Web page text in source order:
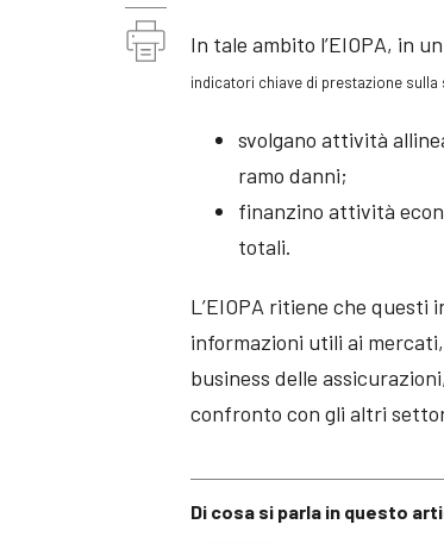
Di cosa si parla in questo
In tale ambito l’EIOPA, in
indicatori chiave di prestazione
svolgano attività
ramo danni;
finanzino attività
totali.
L’EIOPA ritiene che
informazioni utili ai
business delle
confronto con gli altri